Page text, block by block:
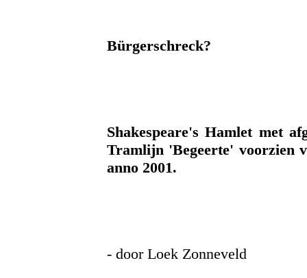
Bürgerschreck?
Shakespeare's Hamlet met
Tramlijn 'Begeerte' voorzien
anno 2001.
- door Loek Zonneveld